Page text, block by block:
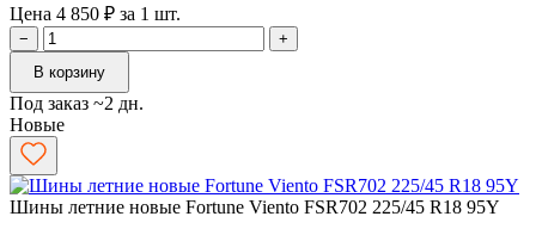
Цена 4 850 ₽ за 1 шт.
−
+
В корзину
Под заказ ~2 дн.
Новые
Шины летние новые Fortune Viento FSR702 225/45 R18 95Y